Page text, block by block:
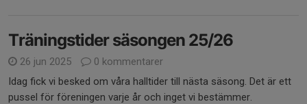
Träningstider säsongen 25/26
26 jun 2025
0 kommentarer
Idag fick vi besked om våra halltider till nästa säsong. Det är ett
pussel för föreningen varje år och inget vi bestämmer.